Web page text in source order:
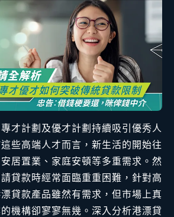
才計劃及優才計劃持續吸引優秀人
些高端人才而言，新生活的開始往
居置業、家庭安頓等多重需求。然
貸款時經常面臨重重困難，針對高
貸款產品雖然有需求，但市場上真
機構卻寥寥無幾。深入分析港漂貸